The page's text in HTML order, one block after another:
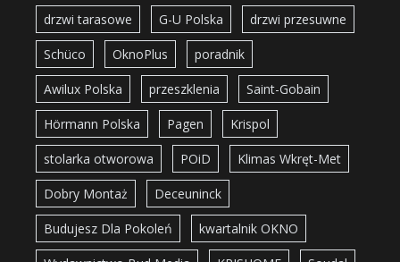
drzwi tarasowe G-U Polska drzwi przesuwne
Schüco OknoPlus poradnik
Awilux Polska przeszklenia Saint-Gobain
Hörmann Polska Pagen Krispol
stolarka otworowa POiD Klimas Wkręt-Met
Dobry Montaż Deceuninck
Budujesz Dla Pokoleń kwartalnik OKNO